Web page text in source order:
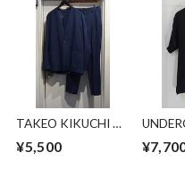
TAKEO KIKUCHI ノ
ーカラーセットアッ
プ
¥5,500
BODHI
LOGO